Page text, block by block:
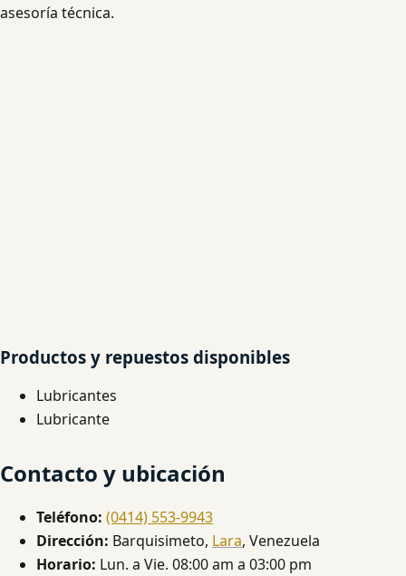
asesoría técnica.
Productos y repuestos disponibles
Lubricantes
Lubricante
Contacto y ubicación
Teléfono: (0414) 553-9943
Dirección: Barquisimeto, Lara, Venezuela
Horario: Lun. a Vie. 08:00 am a 03:00 pm